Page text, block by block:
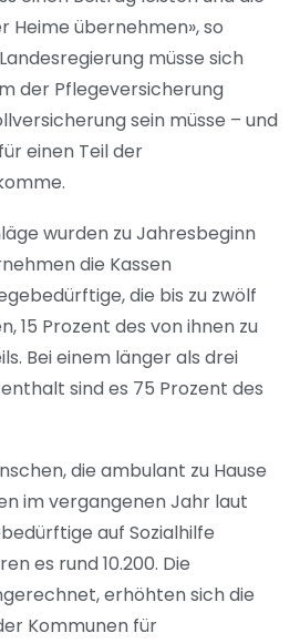
Heime übernehmen», so
müsse sich
der Pflegeversicherung
sein müsse – und
einen Teil der
wurden zu Jahresbeginn
die Kassen
die bis zu zwölf
15 Prozent des von ihnen zu
Bei einem länger als drei
sind es 75 Prozent des
die ambulant zu Hause
im vergangenen Jahr laut
auf Sozialhilfe
es rund 10.200. Die
erhöhten sich die
Kommunen für